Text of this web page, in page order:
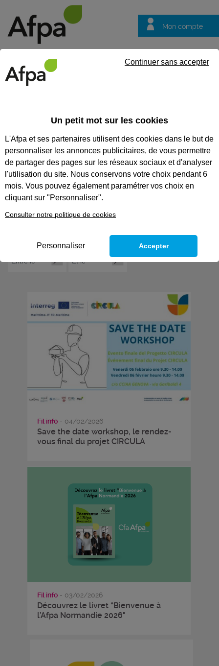
Mon compte
questions
ACTUALITÉS
Recherchez une actualité
Tout supprimer
Fil info - 04/02/2026
Save the date workshop, le rendez-
vous final du projet CIRCULA
Fil info - 03/02/2026
Découvrez le livret “Bienvenue à
l’Afpa Normandie 2026"
Un petit mot sur les cookies
L'Afpa et ses partenaires utilisent des cookies dans le but de
personnaliser les annonces publicitaires, de vous permettre
de partager des pages sur les réseaux sociaux et d'analyser
l'utilisation du site. Nous conservons votre choix pendant 6
mois. Vous pouvez également paramétrer vos choix en
cliquant sur "Personnaliser".
Consulter notre politique de cookies
Continuer sans accepter
Personnaliser Accepter